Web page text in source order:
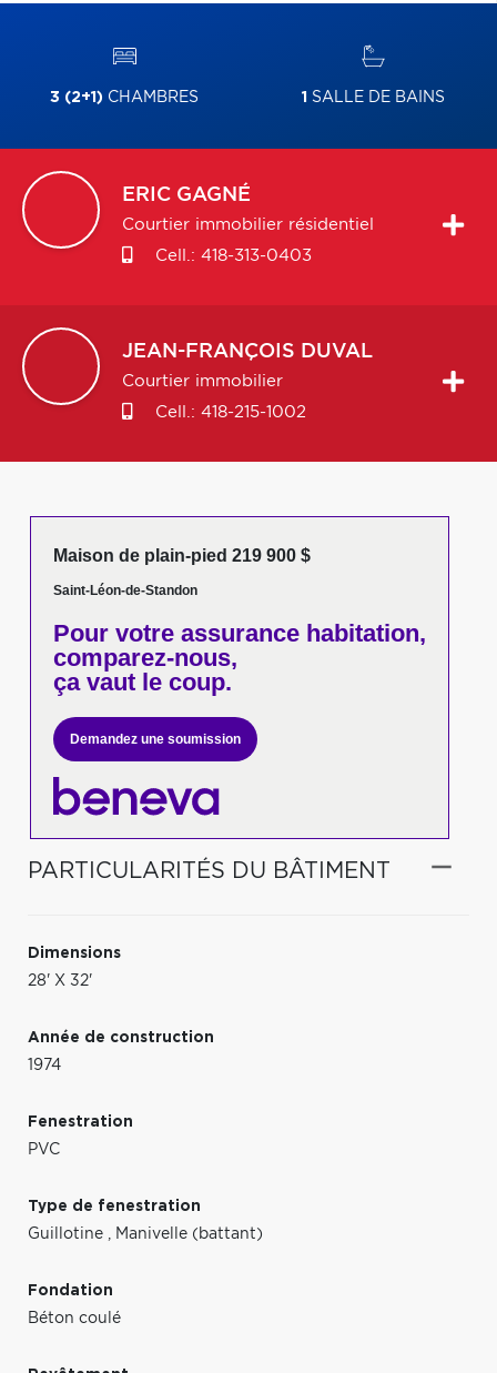
3 (2+1) CHAMBRES 1 SALLE DE BAINS
ERIC GAGNÉ
Courtier immobilier résidentiel
Cell.: 418-313-0403
JEAN-FRANÇOIS DUVAL
Courtier immobilier
Cell.: 418-215-1002
Maison de plain-pied 219 900 $
Saint-Léon-de-Standon
Pour votreassurance habitation,
comparez-nous,
ça vaut le coup.
Demandez une soumission
PARTICULARITÉS DU BÂTIMENT
Dimensions
28' X 32'
Année de construction
1974
Fenestration
PVC
Type de fenestration
Guillotine
Manivelle (battant)
Fondation
Béton coulé